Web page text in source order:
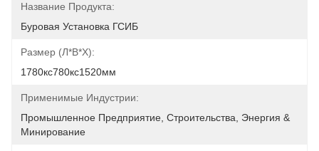
Название Продукта:
Буровая Установка ГСИБ
Размер (л*в*х):
1780кс780кс1520мм
Применимые Индустрии:
Промышленное Предприятие, Строительства, Энергия &
Минирование